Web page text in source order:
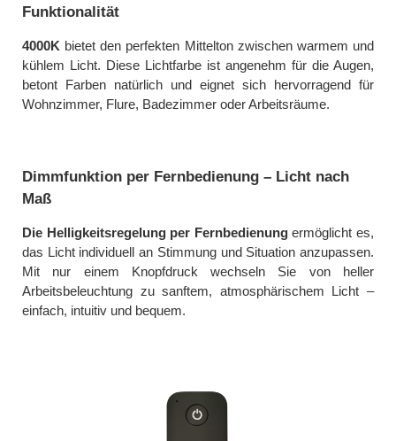
Funktionalität
4000K bietet den perfekten Mittelton zwischen warmem und
kühlem Licht. Diese Lichtfarbe ist angenehm für die Augen,
betont Farben natürlich und eignet sich hervorragend für
Wohnzimmer, Flure, Badezimmer oder Arbeitsräume.
Dimmfunktion per Fernbedienung – Licht nach
Maß
Die Helligkeitsregelung per Fernbedienungermöglicht es,
das Licht individuell an Stimmung und Situation anzupassen.
Mit nur einem Knopfdruck wechseln Sie von heller
Arbeitsbeleuchtung zu sanftem, atmosphärischem Licht –
einfach, intuitiv und bequem.